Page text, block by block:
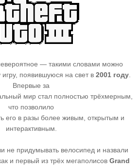
— такими словами можно
игру, появившуюся на свет в 2001 году.
Впервые за
мир стал полностью трёхмерным,
что позволило
его в разы более живым, открытым и
интерактивным.
не придумывать велосипед и назвали
и первый из трёх мегаполисов Grand